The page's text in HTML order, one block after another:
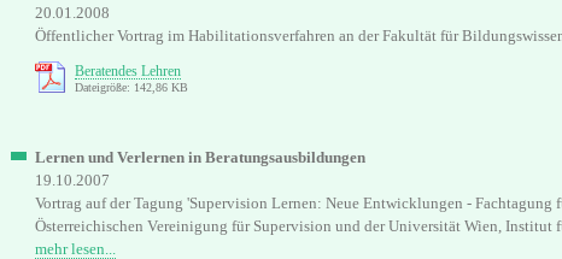
20.01.2008
Öffentlicher Vortrag im Habilitationsverfahren an der Fakultät für
Beratendes Lehren
Dateigröße: 142,86 KB
Lernen und Verlernen in Beratungsausbildungen
19.10.2007
Vortrag auf der Tagung 'Supervision Lernen: Neue Entwicklungen -
Österreichischen Vereinigung für Supervision und der Universität Wien, Institut
mehr lesen...